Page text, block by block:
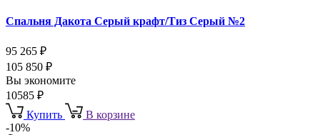
Спальня Дакота Серый крафт/Тиз Серый №2
95 265 ₽
105 850 ₽
Вы экономите
10585 ₽
Купить
В корзине
-10%